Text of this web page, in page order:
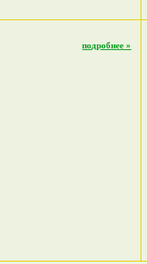
подробнее »